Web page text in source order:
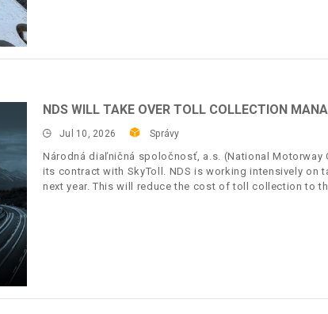
NDS WILL TAKE OVER TOLL COLLECTION
Jul 10, 2026 Správy
Národná diaľničná spoločnosť, a.s. (National Motorway
its contract with SkyToll. NDS is working intensively
next year. This will reduce the cost of toll collection to